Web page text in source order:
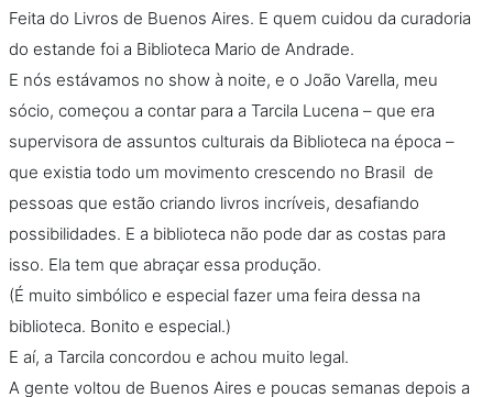
Feita do Livros de Buenos Aires. E quem cuidou da curadoria
do estande foi a Biblioteca Mario de Andrade.
E nós estávamos no show à noite, e o João Varella, meu
sócio, começou a contar para a Tarcila Lucena – que era
supervisora de assuntos culturais da Biblioteca na época –
que existia todo um movimento crescendo no Brasil de
pessoas que estão criando livros incríveis, desafiando
possibilidades. E a biblioteca não pode dar as costas para
isso. Ela tem que abraçar essa produção.
(É muito simbólico e especial fazer uma feira dessa na
biblioteca. Bonito e especial.)
E aí, a Tarcila concordou e achou muito legal.
A gente voltou de Buenos Aires e poucas semanas depois a